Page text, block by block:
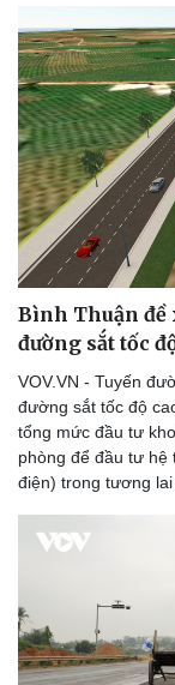
Thế giới thể thao
eSports
Hậu trường
Bình Thuận đề
đường sắt tốc
VOV.VN - Tuyến
đường sắt tốc độ
tổng mức đầu tư
phòng để đầu tư hệ
điện) trong tương